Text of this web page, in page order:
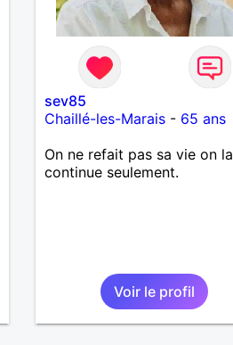
sev85
Chaillé-les-Marais- 65 ans
On ne refait pas sa vie on la
continue seulement.
Voir le profil